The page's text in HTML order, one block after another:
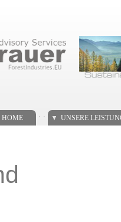
HOME UNSERE